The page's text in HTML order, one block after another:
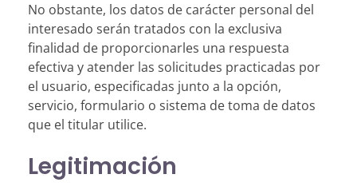
No obstante, los datos de carácter personal del
interesado serán tratados con la exclusiva
finalidad de proporcionarles una respuesta
efectiva y atender las solicitudes practicadas por
el usuario, especificadas junto a la opción,
servicio, formulario o sistema de toma de datos
que el titular utilice.
Legitimación